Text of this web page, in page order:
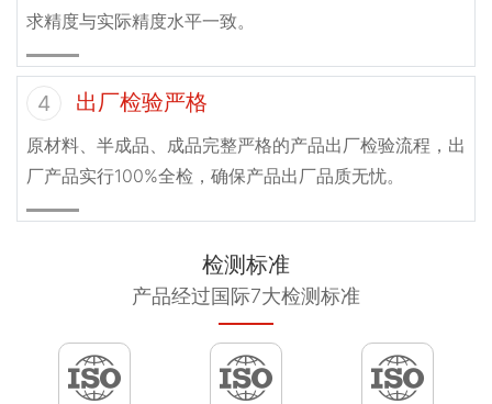
求精度与实际精度水平一致。
4 出厂检验严格
原材料、半成品、成品完整严格的产品出厂检验流程，出
厂产品实行100%全检，确保产品出厂品质无忧。
检测标准
产品经过国际7大检测标准